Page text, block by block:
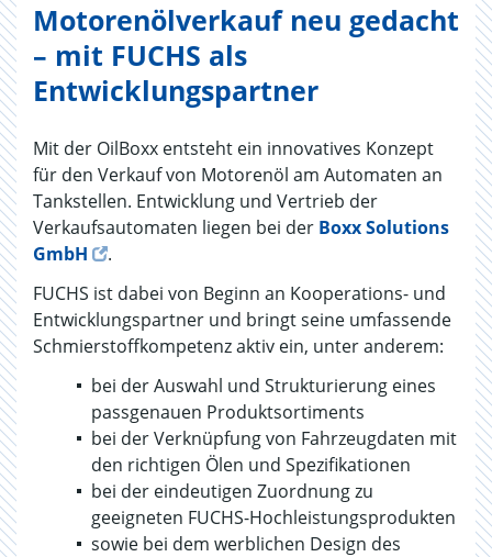
Motorenölverkauf neu gedacht
– mit FUCHS als
Entwicklungspartner
Mit der OilBoxx entsteht ein innovatives Konzept
für den Verkauf von Motorenöl am Automaten an
Tankstellen. Entwicklung und Vertrieb der
Verkaufsautomaten liegen bei der Boxx Solutions
GmbH
.
FUCHS ist dabei von Beginn an Kooperations- und
Entwicklungspartner und bringt seine umfassende
Schmierstoffkompetenz aktiv ein, unter anderem:
bei der Auswahl und Strukturierung eines
passgenauen Produktsortiments
bei der Verknüpfung von Fahrzeugdaten mit
den richtigen Ölen und Spezifikationen
bei der eindeutigen Zuordnung zu
geeigneten FUCHS-Hochleistungsprodukten
sowie bei dem werblichen Design des